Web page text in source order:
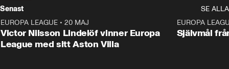
Senast
SE ALLA
EUROPA LEAGUE • 20 MAJ
Victor Nilsson Lindelöf vinner Europa
League med sitt Aston Villa
EUROPA
Självmål